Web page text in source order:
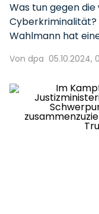
Was tun gegen
Cyberkriminalität?
Wahlmann hat
Von dpa 05.10.2024,